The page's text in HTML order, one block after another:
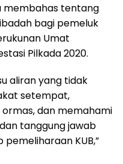
membahas tentang
bagi pemeluk
Umat
Pilkada 2020.
aliran yang tidak
setempat,
dan memahami
tanggung jawab
KUB,”